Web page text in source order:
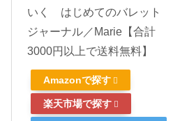
いく はじめてのバレット
ジャーナル／Marie【合計
3000円以上で送料無料】
Amazonで探す
楽天市場で探す